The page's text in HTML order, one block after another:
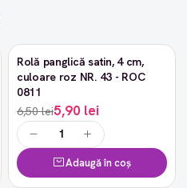
-9%
Rolă panglică satin, 4 cm,
culoare roz NR. 43 - ROC
0811
6,50 lei5,90 lei
Adaugă în coș